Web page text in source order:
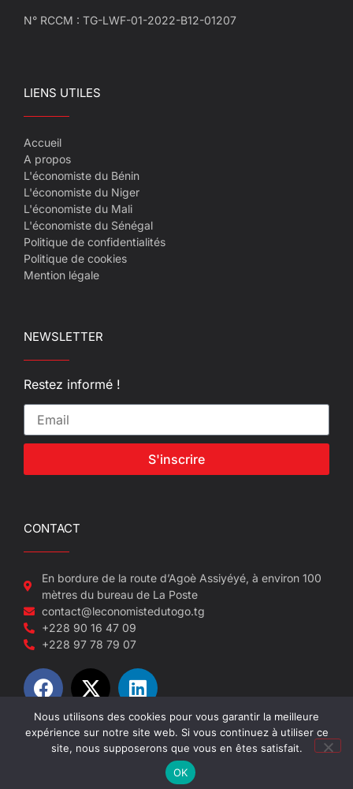
N° RCCM : TG-LWF-01-2022-B12-01207
LIENS UTILES
Accueil
A propos
L'économiste du Bénin
L'économiste du Niger
L'économiste du Mali
L'économiste du Sénégal
Politique de confidentialités
Politique de cookies
Mention légale
NEWSLETTER
Restez informé !
S'inscrire
CONTACT
En bordure de la route d’Agoè Assiyéyé, à environ 100
mètres du bureau de La Poste
contact@leconomistedutogo.tg
+228 90 16 47 09
+228 97 78 79 07
© 2022-2026 L'économiste du Togo
Site réalisé par NEUF SEPT
Nous utilisons des cookies pour vous garantir la meilleure
expérience sur notre site web. Si vous continuez à utiliser ce
site, nous supposerons que vous en êtes satisfait.
OK